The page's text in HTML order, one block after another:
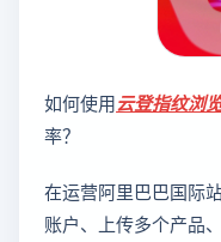
如何使用云登指纹浏
率？
在运营阿里巴巴国际
账户、上传多个产品